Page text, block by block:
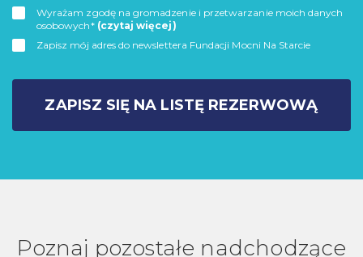
Wyrażam zgodę na gromadzenie i przetwarzanie moich danych
osobowych* (czytaj więcej)
Zapisz mój adres do newslettera Fundacji Mocni Na Starcie
ZAPISZ SIĘ NA LISTĘ REZERWOWĄ
Poznaj pozostałe nadchodzące